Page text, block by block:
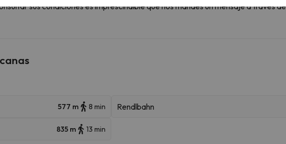
sus condiciones es imprescindible que nos mandes un mensaje a través
577 m 8 min Rendlbahn
835 m 13 min